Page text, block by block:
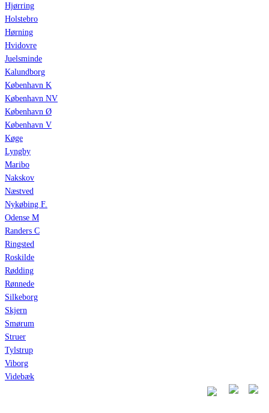
Hjørring
Holstebro
Hørning
Hvidovre
Juelsminde
Kalundborg
København K
København NV
København Ø
København V
Køge
Lyngby
Maribo
Nakskov
Næstved
Nykøbing F.
Odense M
Randers C
Ringsted
Roskilde
Rødding
Rønnede
Silkeborg
Skjern
Smørum
Struer
Tylstrup
Viborg
Videbæk